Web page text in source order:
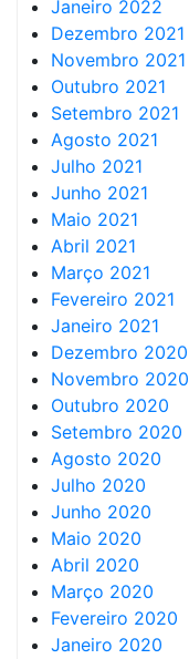
Janeiro 2022
Dezembro 2021
Novembro 2021
Outubro 2021
Setembro 2021
Agosto 2021
Julho 2021
Junho 2021
Maio 2021
Abril 2021
Março 2021
Fevereiro 2021
Janeiro 2021
Dezembro 2020
Novembro 2020
Outubro 2020
Setembro 2020
Agosto 2020
Julho 2020
Junho 2020
Maio 2020
Abril 2020
Março 2020
Fevereiro 2020
Janeiro 2020